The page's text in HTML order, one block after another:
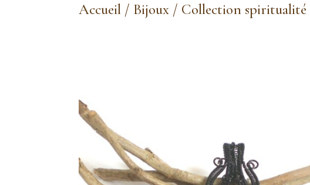
Accueil / Bijoux / Collection spiritualité